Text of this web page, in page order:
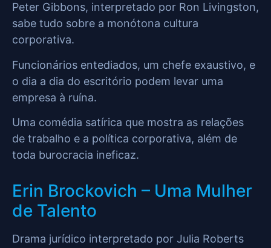
Peter Gibbons, interpretado por Ron Livingston,
sabe tudo sobre a monótona cultura
corporativa.
Funcionários entediados, um chefe exaustivo, e
o dia a dia do escritório podem levar uma
empresa à ruína.
Uma comédia satírica que mostra as relações
de trabalho e a política corporativa, além de
toda burocracia ineficaz.
Erin Brockovich – Uma Mulher
de Talento
Drama jurídico interpretado por Julia Roberts